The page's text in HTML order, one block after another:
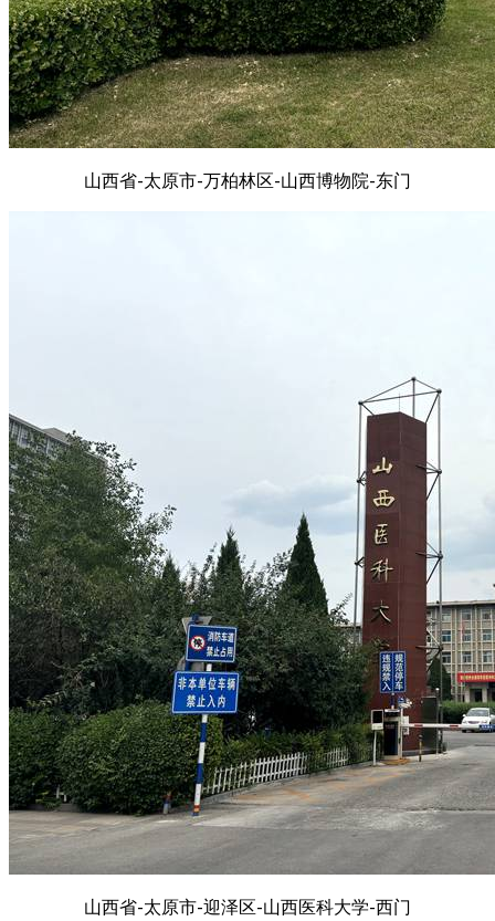
山西省-太原市-万柏林区-山西博物院-东门
山西省-太原市-迎泽区-山西医科大学-西门